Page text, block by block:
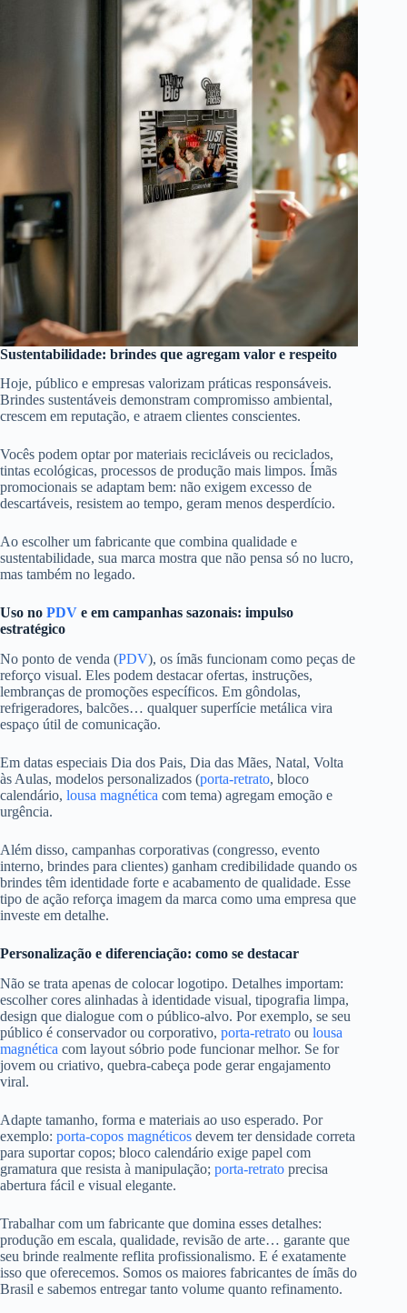
Sustentabilidade: brindes que agregam valor e respeito
Hoje, público e empresas valorizam práticas responsáveis.
Brindes sustentáveis demonstram compromisso ambiental,
crescem em reputação, e atraem clientes conscientes.
Vocês podem optar por materiais recicláveis ou reciclados,
tintas ecológicas, processos de produção mais limpos. Ímãs
promocionais se adaptam bem: não exigem excesso de
descartáveis, resistem ao tempo, geram menos desperdício.
Ao escolher um fabricante que combina qualidade e
sustentabilidade, sua marca mostra que não pensa só no lucro,
mas também no legado.
Uso no PDV e em campanhas sazonais: impulso
estratégico
No ponto de venda (PDV), os ímãs funcionam como peças de
reforço visual. Eles podem destacar ofertas, instruções,
lembranças de promoções específicos. Em gôndolas,
refrigeradores, balcões… qualquer superfície metálica vira
espaço útil de comunicação.
Em datas especiais Dia dos Pais, Dia das Mães, Natal, Volta
às Aulas, modelos personalizados (porta-retrato, bloco
calendário, lousa magnética com tema) agregam emoção e
urgência.
Além disso, campanhas corporativas (congresso, evento
interno, brindes para clientes) ganham credibilidade quando os
brindes têm identidade forte e acabamento de qualidade. Esse
tipo de ação reforça imagem da marca como uma empresa que
investe em detalhe.
Personalização e diferenciação: como se destacar
Não se trata apenas de colocar logotipo. Detalhes importam:
escolher cores alinhadas à identidade visual, tipografia limpa,
design que dialogue com o público-alvo. Por exemplo, se seu
público é conservador ou corporativo, porta-retrato ou lousa
magnética com layout sóbrio pode funcionar melhor. Se for
jovem ou criativo, quebra-cabeça pode gerar engajamento
viral.
Adapte tamanho, forma e materiais ao uso esperado. Por
exemplo: porta-copos magnéticos devem ter densidade correta
para suportar copos; bloco calendário exige papel com
gramatura que resista à manipulação; porta-retrato precisa
abertura fácil e visual elegante.
Trabalhar com um fabricante que domina esses detalhes:
produção em escala, qualidade, revisão de arte… garante que
seu brinde realmente reflita profissionalismo. E é exatamente
isso que oferecemos. Somos os maiores fabricantes de ímãs do
Brasil e sabemos entregar tanto volume quanto refinamento.